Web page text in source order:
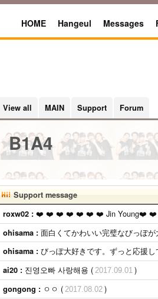
HOME Hangeul Messages
View all MAIN Support Forum
B1A4
Support message
roxw02 : ❤️ ❤️ ❤️ ❤️ ❤️ ❤️ ❤️ Jin Young❤️
ohisama : 面白くてかわいい完璧なびっぽ
ohisama : びっぽ大好きです。ずっと応援
ai20 : 진영오빠 사랑해용 ( 2017.09.01 )
gongong : ㅇㅇ ( 2017.08.02 )